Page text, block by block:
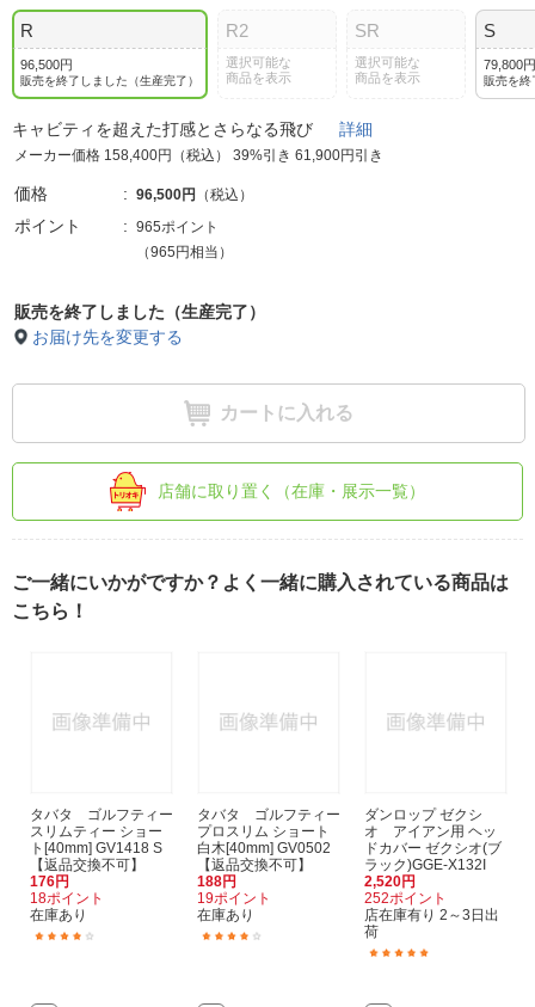
R
96,500円
販売を終了しました（生産完了）
R2
選択可能な
商品を表示
SR
選択可能な
商品を表示
S
79,800円
販売を終
キャビティを超えた打感とさらなる飛び 詳細
メーカー価格 158,400円（税込） 39%引き 61,900円引き
価格 96,500円 （税込）
ポイント
965ポイント
（965円相当）
販売を終了しました（生産完了）
お届け先を変更する
カートに入れる
店舗に取り置く（在庫・展示一覧）
ご一緒にいかがですか？よく一緒に購入されている商品は
こちら！
タバタ ゴルフティー
スリムティー ショー
ト[40mm] GV1418 S
【返品交換不可】
176円
18ポイント
在庫あり
タバタ ゴルフティー
プロスリム ショート
白木[40mm] GV0502
【返品交換不可】
188円
19ポイント
在庫あり
ダンロップ ゼクシ
オ アイアン用 ヘッ
ドカバー ゼクシオ(ブ
ラック)GGE-X132I
2,520円
252ポイント
店在庫有り 2～3日出
荷